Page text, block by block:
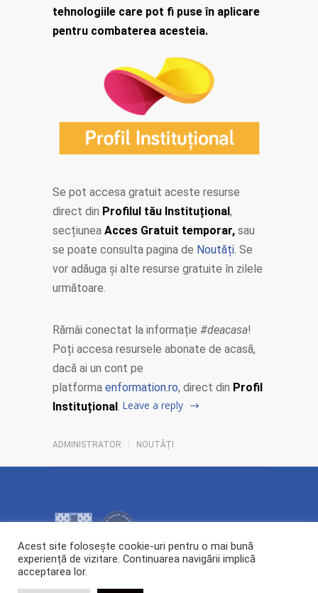
tehnologiile care pot fi puse în aplicare
pentru combaterea acesteia.
Se pot accesa gratuit aceste resurse
direct din Profilul tău Instituțional,
secțiunea Acces Gratuit temporar, sau
se poate consulta pagina de Noutăți. Se
vor adăuga și alte resurse gratuite în zilele
următoare.
Rămâi conectat la informație #deacasa!
Poți accesa resursele abonate de acasă,
dacă ai un cont pe
platforma enformation.ro, direct din Profil
Instituțional. Leave a reply
ADMINISTRATOR NOUTĂȚI
2026 Copyright ©
Acest site folosește cookie-uri pentru o mai bună
experiență de vizitare. Continuarea navigării implică
acceptarea lor.